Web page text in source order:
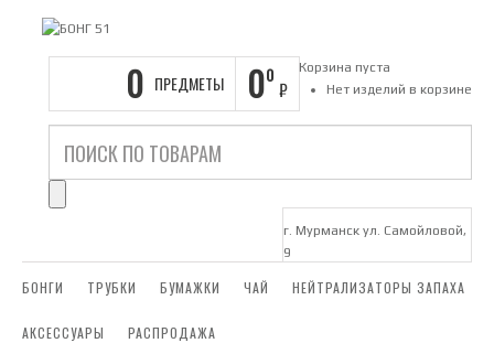
0 ПРЕДМЕТЫ 00
₽
Корзина пуста
Нет изделий в корзине
г. Мурманск ул. Самойловой,
9
БОНГИ ТРУБКИ БУМАЖКИ ЧАЙ НЕЙТРАЛИЗАТОРЫ ЗАПАХА
АКСЕССУАРЫ РАСПРОДАЖА